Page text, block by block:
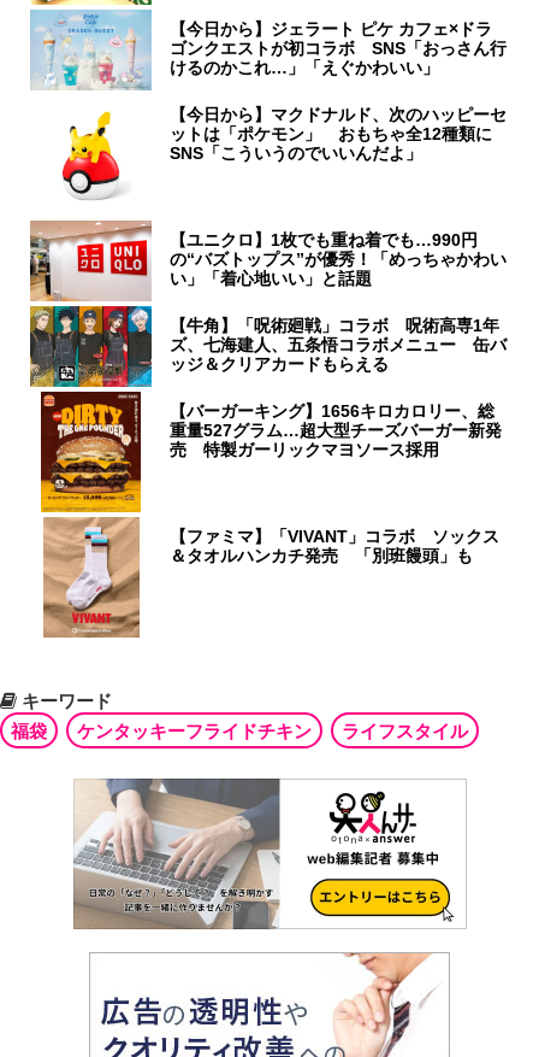
【今日から】ジェラート ピケ カフェ×ドラ
ゴンクエストが初コラボ SNS「おっさん行
けるのかこれ…」「えぐかわいい」
【今日から】マクドナルド、次のハッピーセ
ットは「ポケモン」 おもちゃ全12種類に
SNS「こういうのでいいんだよ」
【ユニクロ】1枚でも重ね着でも…990円
の“バズトップス”が優秀！「めっちゃかわい
い」「着心地いい」と話題
【牛角】「呪術廻戦」コラボ 呪術高専1年
ズ、七海建人、五条悟コラボメニュー 缶バ
ッジ＆クリアカードもらえる
【バーガーキング】1656キロカロリー、総
重量527グラム…超大型チーズバーガー新発
売 特製ガーリックマヨソース採用
【ファミマ】「VIVANT」コラボ ソックス
＆タオルハンカチ発売 「別班饅頭」も
キーワード
福袋
ケンタッキーフライドチキン ライフスタイル